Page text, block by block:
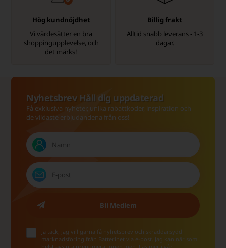
Hög kundnöjdhet
Vi värdesätter en bra
shoppingupplevelse, och
det märks!
Billig frakt
Alltid snabb leverans - 1-3
dagar.
Nyhetsbrev Håll dig uppdaterad
Få exklusiva nyheter, unika rabattkoder, inspiration och
de vildaste erbjudandena från oss!
Ja tack, jag vill gärna få nyhetsbrev och skräddarsydd
marknadsföring från Batterinet via e-post. Jag kan när som